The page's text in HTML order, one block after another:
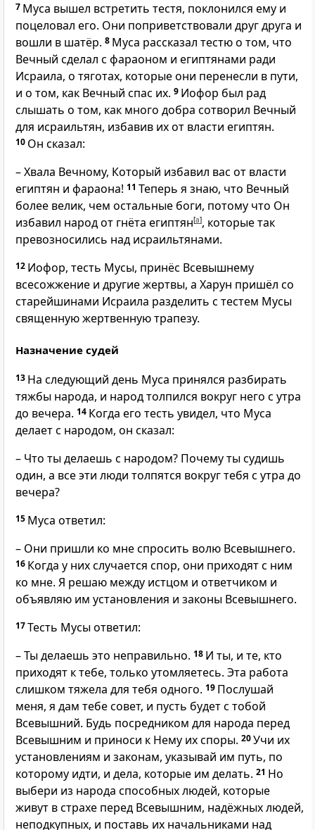
7 Муса вышел встретить тестя, поклонился ему и
поцеловал его. Они поприветствовали друг друга и
вошли в шатёр. 8 Муса рассказал тестю о том, что
Вечный сделал с фараоном и египтянами ради
Исраила, о тяготах, которые они перенесли в пути,
и о том, как Вечный спас их. 9 Иофор был рад
слышать о том, как много добра сотворил Вечный
для исраильтян, избавив их от власти египтян.
10 Он сказал:
– Хвала Вечному, Который избавил вас от власти
египтян и фараона! 11 Теперь я знаю, что Вечный
более велик, чем остальные боги, потому что Он
избавил народ от гнёта египтян[a], которые так
превозносились над исраильтянами.
12 Иофор, тесть Мусы, принёс Всевышнему
всесожжение и другие жертвы, а Харун пришёл со
старейшинами Исраила разделить с тестем Мусы
священную жертвенную трапезу.
Назначение судей
13 На следующий день Муса принялся разбирать
тяжбы народа, и народ толпился вокруг него с утра
до вечера. 14 Когда его тесть увидел, что Муса
делает с народом, он сказал:
– Что ты делаешь с народом? Почему ты судишь
один, а все эти люди толпятся вокруг тебя с утра до
вечера?
15 Муса ответил:
– Они пришли ко мне спросить волю Всевышнего.
16 Когда у них случается спор, они приходят с ним
ко мне. Я решаю между истцом и ответчиком и
объявляю им установления и законы Всевышнего.
17Тесть Мусы ответил:
– Ты делаешь это неправильно. 18 И ты, и те, кто
приходят к тебе, только утомляетесь. Эта работа
слишком тяжела для тебя одного. 19 Послушай
меня, я дам тебе совет, и пусть будет с тобой
Всевышний. Будь посредником для народа перед
Всевышним и приноси к Нему их споры. 20Учи их
установлениям и законам, указывай им путь, по
которому идти, и дела, которые им делать. 21 Но
выбери из народа способных людей, которые
живут в страхе перед Всевышним, надёжных людей,
неподкупных, и поставь их начальниками над